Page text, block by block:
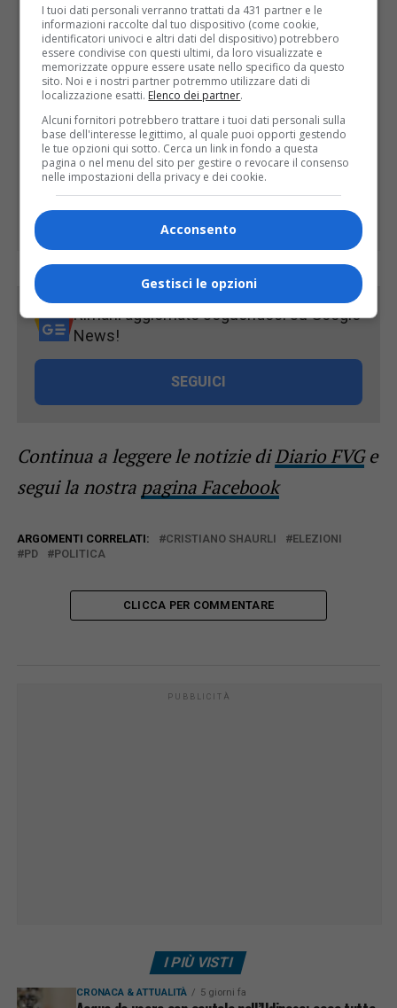
Rimani aggiornato seguendoci su Google
News!
SEGUICI
Continua a leggere le notizie diDiario FVGe
segui la nostra pagina Facebook
ARGOMENTI CORRELATI: CRISTIANO SHAURLI
ELEZIONI
PD
POLITICA
CLICCA PER COMMENTARE
PUBBLICITÀ
I PIÙ VISTI
CRONACA & ATTUALITÀ 5 giorni fa
I tuoi dati personali verranno trattati da 431 partner e le
informazioni raccolte dal tuo dispositivo (come cookie,
identificatori univoci e altri dati del dispositivo) potrebbero
essere condivise con questi ultimi, da loro visualizzate e
memorizzate oppure essere usate nello specifico da questo
sito. Noi e i nostri partner potremmo utilizzare dati di
localizzazione esatti. Elenco dei partner.
Alcuni fornitori potrebbero trattare i tuoi dati personali sulla
base dell'interesse legittimo, al quale puoi opporti gestendo
le tue opzioni qui sotto. Cerca un link in fondo a questa
pagina o nel menu del sito per gestire o revocare il consenso
nelle impostazioni della privacy e dei cookie.
Acconsento
Gestisci le opzioni